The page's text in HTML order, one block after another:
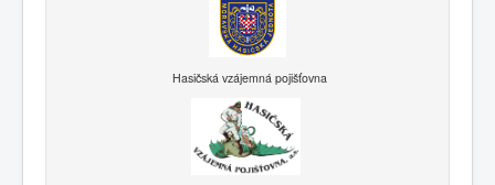
Hasičská vzájemná pojišťovna